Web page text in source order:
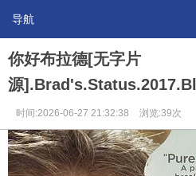
导航
你好布拉德[无字片
源
时间:2026-06-27 21:32:38 浏览:39次